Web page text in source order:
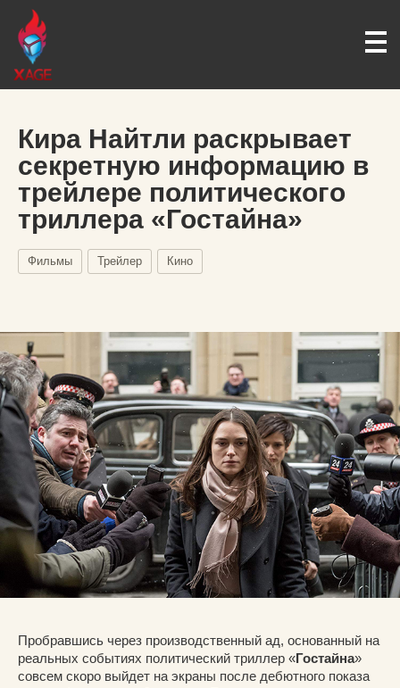
Кира Найтли раскрывает
секретную информацию в
трейлере политического
триллера «Гостайна»
Фильмы Трейлер Кино
Пробравшись через производственный ад, основанный на
реальных событиях политический триллер «Гостайна»
совсем скоро выйдет на экраны после дебютного показа